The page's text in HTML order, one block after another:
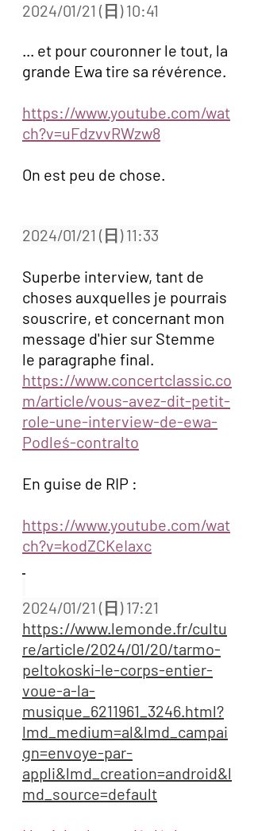
2024/01/21 (日) 10:41
... et pour couronner le tout, la
grande Ewa tire sa révérence.
https://www.youtube.com/wat
ch?v=uFdzvvRWzw8
On est peu de chose.
2024/01/21 (日) 11:33
Superbe interview, tant de
choses auxquelles je pourrais
souscrire, et concernant mon
message d'hier sur Stemme
le paragraphe final.
https://www.concertclassic.co
m/article/vous-avez-dit-petit-
role-une-interview-de-ewa-
Podleś-contralto
En guise de RIP :
https://www.youtube.com/wat
ch?v=kodZCKeIaxc
2024/01/21 (日) 17:21
https://www.lemonde.fr/cultu
re/article/2024/01/20/tarmo-
peltokoski-le-corps-entier-
voue-a-la-
musique_6211961_3246.html?
lmd_medium=al&lmd_campai
gn=envoye-par-
appli&lmd_creation=android&l
md_source=default